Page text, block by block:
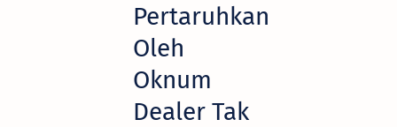
Pertaruhkan
Oleh
Oknum
Dealer Tak